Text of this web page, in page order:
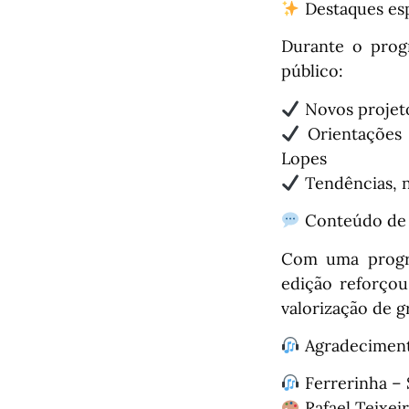
Destaques
Durante o
público:
Novos
Lopes
Tendências,
Conteúdo
Com uma
edição
valorização de
Ferrerinha –